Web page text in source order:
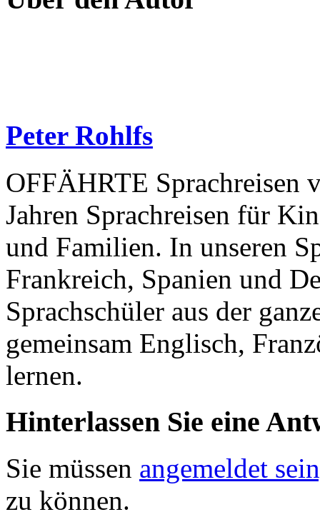
Peter Rohlfs
OFFÄHRTE Sprachreisen
Jahren Sprachreisen für
und Familien. In unseren
Frankreich, Spanien und
Sprachschüler aus der
gemeinsam Englisch,
lernen.
Hinterlassen Sie eine
Sie müssen angemeldet
zu können.